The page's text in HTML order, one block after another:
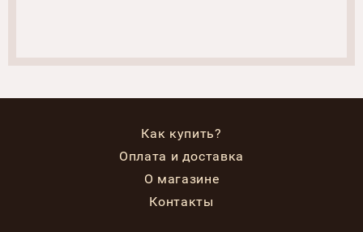
Как купить?
Оплата и доставка
О магазине
Контакты